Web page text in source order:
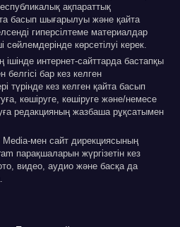
ақпараттық
басып шығарылуы және қайта
гиперсілтеме материалдар
сөйлемдерінде көрсетілуі керек.
интернет-сайттарда бастапқы
бар кез келген
түрінде кез келген қайта басып
көшіруге, көшіруге және/немесе
редакцияның жазбаша рұқсатымен
мен сайт дирекциясының
парақшаларын жүргізетін кез
видео, аудио және басқа да